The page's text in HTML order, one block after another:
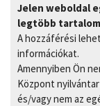
Jelen weboldal
legtöbb
A hozzáférési
információkat.
Amennyiben Ön
Központ
és/vagy nem az